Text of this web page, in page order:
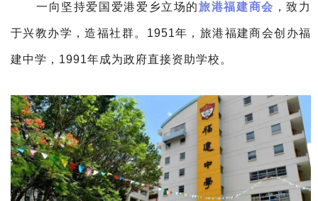
一向坚持爱国爱港爱乡立场的旅港福建商会 ，致力
于兴教办学，造福社群。 1951年，旅港福建商会创办福
建中学，1991年成为政府直接资助学校。